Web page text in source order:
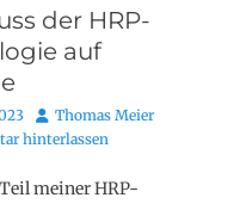
der HRP-
auf
AutorThomas Meier
hinterlassen
meiner HRP-